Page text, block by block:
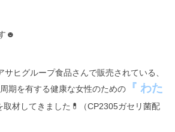
☻
ヒグループ食品さんで販売されている、
期を有する健康な女性のための
『 わた
取材してきました💊（CP2305ガセリ菌配